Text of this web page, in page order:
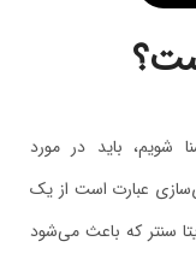
شویم، باید در مورد
عبارت است از یک
سنتر که باعث می‌شود